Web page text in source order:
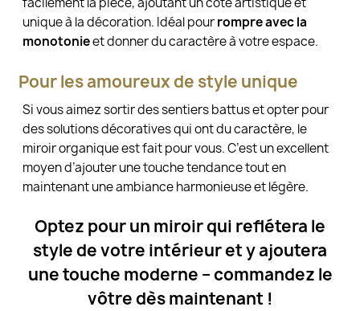
unique à la décoration. Idéal pourrompre avec la
monotonieet donner du caractère à votre espace.
Pour les amoureux de style unique
Si vous aimez sortir des sentiers battus et opter pour
des solutions décoratives qui ont du caractère, le
miroir organique est fait pour vous. C’est un excellent
moyen d’ajouter une touche tendance tout en
maintenant une ambiance harmonieuse et légère.
Optez pour un miroir qui reflétera le
style de votre intérieur et y ajoutera
une touche moderne – commandez le
vôtre dès maintenant !